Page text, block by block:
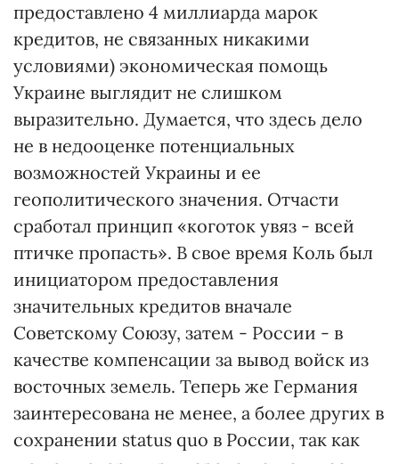
предоставлено 4 миллиарда марок
кредитов, не связанных никакими
условиями) экономическая помощь
Украине выглядит не слишком
выразительно. Думается, что здесь дело
не в недооценке потенциальных
возможностей Украины и ее
геополитического значения. Отчасти
сработал принцип «коготок увяз - всей
птичке пропасть». В свое время Коль был
инициатором предоставления
значительных кредитов вначале
Советскому Союзу, затем - России - в
качестве компенсации за вывод войск из
восточных земель. Теперь же Германия
заинтересована не менее, а более других в
сохранении status quo в России, так как